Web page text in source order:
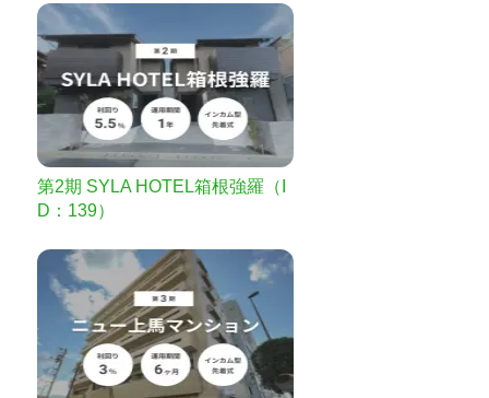
第2期 SYLA HOTEL箱根強羅（I
D：139）